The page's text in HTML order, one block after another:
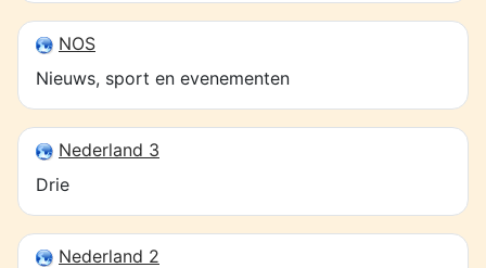
NOS
Nieuws, sport en evenementen
Nederland 3
Drie
Nederland 2